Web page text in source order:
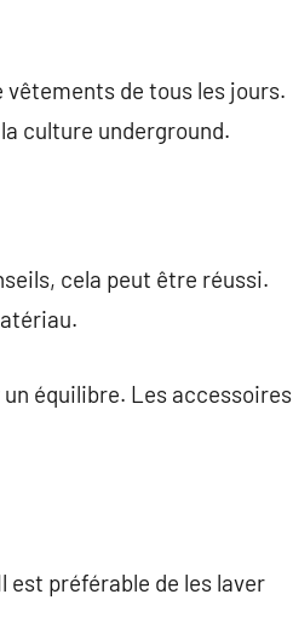
de tous les jours.
culture underground.
cela peut être réussi.
équilibre. Les accessoires
est préférable de les laver